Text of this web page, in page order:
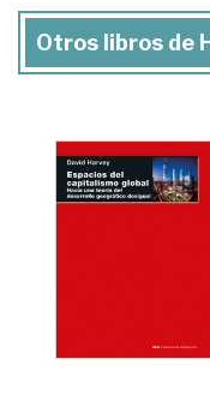
Otros libros de